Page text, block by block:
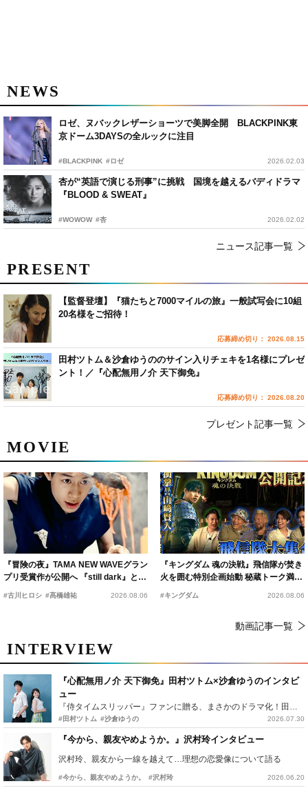
NEWS
ロゼ、ヌバックレザーショーツで美脚全開 BLACKPINK東
京ドーム3DAYSの全ルックに注目
#BLACKPINK #ロゼ 2026.02.03
杏が“英語で演じる刑事”に挑戦 国境を越えるバディドラマ
『BLOOD & SWEAT』
#WOWOW #杏 2026.02.02
ニュース記事一覧
MOVIE
『冒険の夜』TAMA NEW WAVEグラン
プリ受賞作が公開へ 『still dark』と同
時上映決定
#古川ヒロシ #髙橋雄祐 2026.08.06
『キングダム 魂の決戦』飛信隊が焚き
火を囲む特別企画始動 秘蔵トーク満載
の“キングダムキャンプ”開催
#キングダム 2026.08.06
動画記事一覧
INTERVIEW
『心配無用ノ介 天下御免』田村ツトム×沙倉ゆうのインタビ
ュー
『侍タイムスリッパー』ファンに贈る、まさかのドラマ化！田村ツトム×沙倉ゆうのが語る『心配無用ノ介』撮影秘話
#田村ツトム #沙倉ゆうの 2026.07.30
『今から、親友やめようか。』沢村玲インタビュー
沢村玲、親友から一線を越えて…理想の恋愛像について語る
#今から、親友やめようか。 #沢村玲 2026.06.20
PRESENT
【監督登壇】『猫たちと7000マイルの旅』一般試写会に10組
20名様をご招待！
応募締め切り： 2026.08.15
田村ツトム＆沙倉ゆうののサイン入りチェキを1名様にプレゼ
ント！／『心配無用ノ介 天下御免』
応募締め切り： 2026.08.20
プレゼント記事一覧